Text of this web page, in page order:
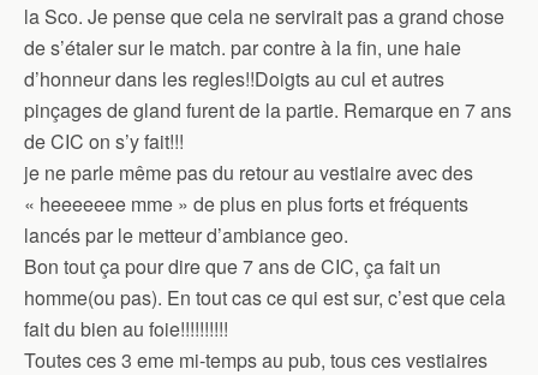
la Sco. Je pense que cela ne servirait pas a grand chose
de s’étaler sur le match. par contre à la fin, une haie
d’honneur dans les regles!!Doigts au cul et autres
pinçages de gland furent de la partie. Remarque en 7 ans
de CIC on s’y fait!!!
je ne parle même pas du retour au vestiaire avec des
« heeeeeee mme » de plus en plus forts et fréquents
lancés par le metteur d’ambiance geo.
Bon tout ça pour dire que 7 ans de CIC, ça fait un
homme(ou pas). En tout cas ce qui est sur, c’est que cela
fait du bien au foie!!!!!!!!!!
Toutes ces 3 eme mi-temps au pub, tous ces vestiaires